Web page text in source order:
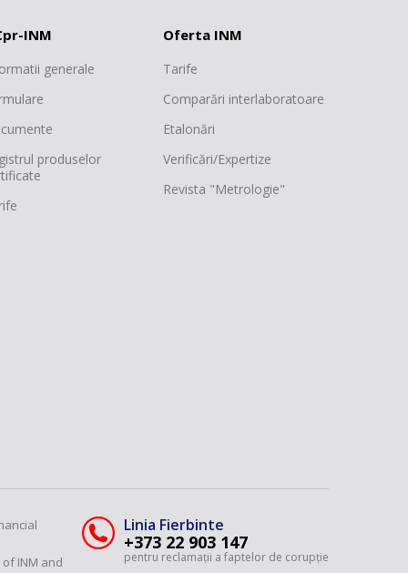
INM
generale
produselor
Oferta INM
Tarife
Comparări interlaboratoare
Etalonări
Verificări/Expertize
Revista "Metrologie"
INM and
Linia Fierbinte
+373 22 903 147
pentru reclamații a faptelor de corupție